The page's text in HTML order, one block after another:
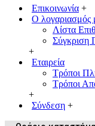
Επικοινωνία +
Ο λογαριασμός
Λίστα
Σύγκριση
+
Εταιρεία
Τρόποι
Τρόποι
+
Σύνδεση +